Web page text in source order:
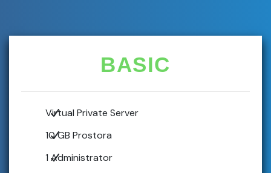
BASIC
Virtual Private Server
10 GB Prostora
1 Administrator